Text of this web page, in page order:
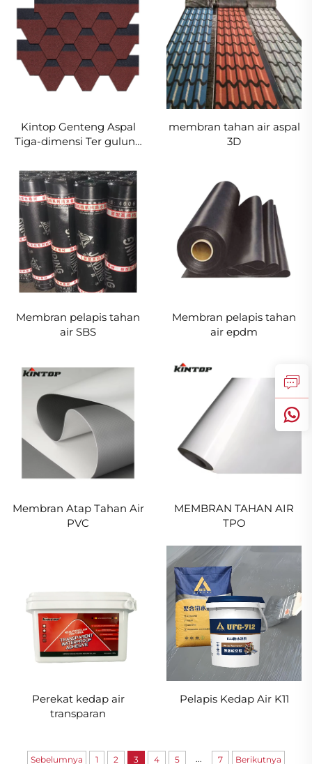
Kintop Genteng Aspal
Tiga-dimensi Ter gulung
membran tahan air aspal
3D
Membran pelapis tahan
air SBS
Membran pelapis tahan
air epdm
Membran Atap Tahan Air
PVC
MEMBRAN TAHAN AIR
TPO
Perekat kedap air
transparan
Pelapis Kedap Air K11
Sebelumnya 1 2 3 4 5 ... 7 Berikutnya